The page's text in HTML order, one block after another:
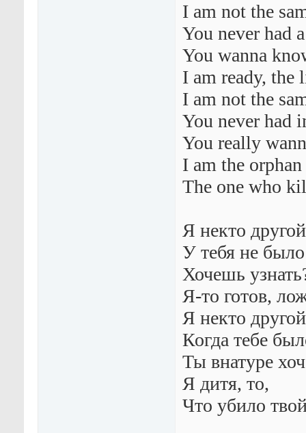
I am not the
You never had
You wanna
I am ready, the
I am not the
You never had
You really
I am the orphan
The one who
Я некто
У тебя не
Хочешь
Я-то готов,
Я некто
Когда тебе
Ты внатуре
Я дитя, то,
Что убило